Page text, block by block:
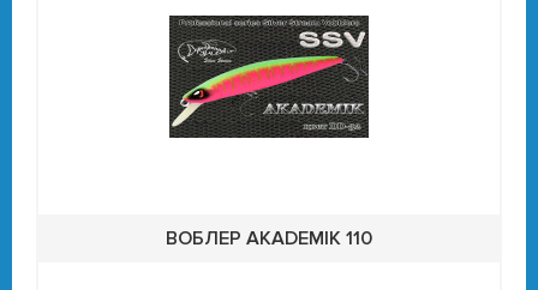
ВОБЛЕР AKADEMIK 110